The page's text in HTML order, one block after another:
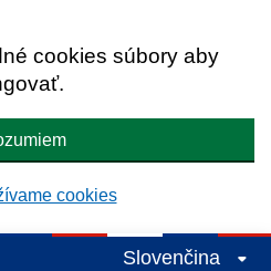
cookies súbory aby
cookies
Slovenčina